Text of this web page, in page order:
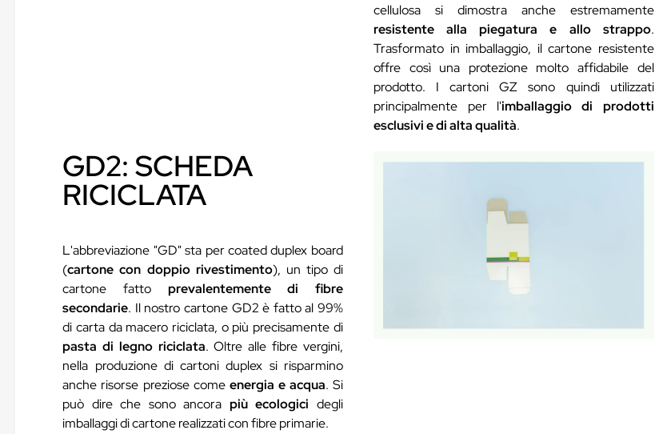
cellulosa si dimostra anche estremamente
resistente alla piegatura e allo strappo.
Trasformato in imballaggio, il cartone resistente
offre così una protezione molto affidabile del
prodotto. I cartoni GZ sono quindi utilizzati
principalmente per l'imballaggio di prodotti
esclusivi e di alta qualità.
GD2: SCHEDA
RICICLATA
L'abbreviazione "GD" sta per coated duplex board
(cartone con doppio rivestimento), un tipo di
cartone fatto prevalentemente di fibre
secondarie. Il nostro cartone GD2 è fatto al 99%
di carta da macero riciclata, o più precisamente di
pasta di legno riciclata. Oltre alle fibre vergini,
nella produzione di cartoni duplex si risparmino
anche risorse preziose come energia e acqua. Si
può dire che sono ancora più ecologici degli
imballaggi di cartone realizzati con fibre primarie.